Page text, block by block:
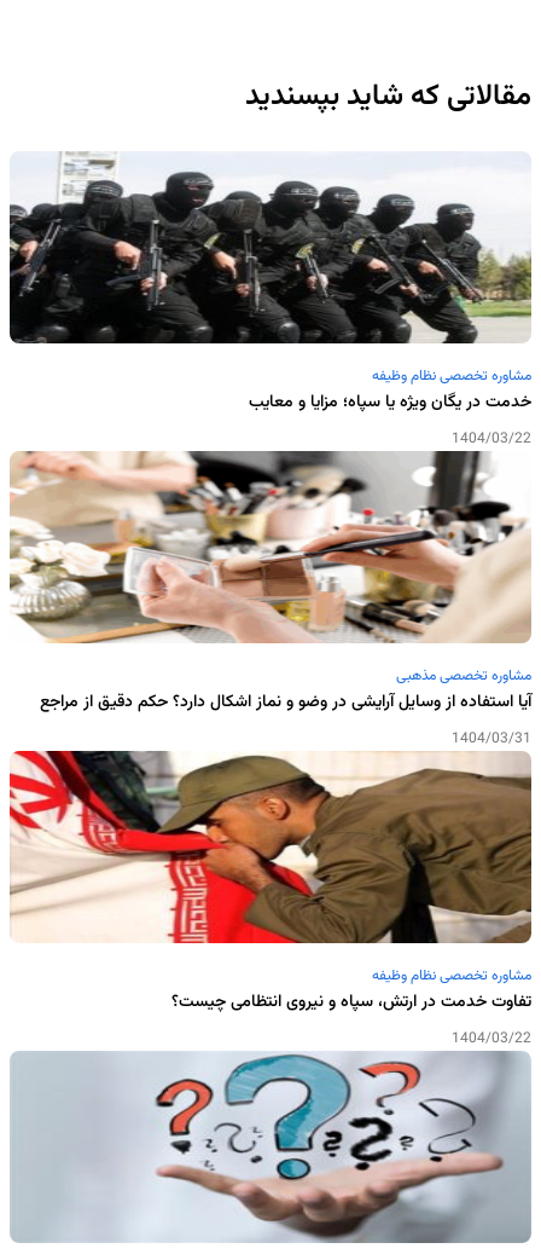
مقالاتی که شاید بپسندید
مشاوره تخصصی نظام وظیفه
خدمت در یگان ویژه یا سپاه؛ مزایا و معایب
1404/03/22
مشاوره تخصصی مذهبی
آیا استفاده از وسایل آرایشی در وضو و نماز اشکال دارد؟ حکم دقیق از مراجع
1404/03/31
مشاوره تخصصی نظام وظیفه
تفاوت خدمت در ارتش، سپاه و نیروی انتظامی چیست؟
1404/03/22